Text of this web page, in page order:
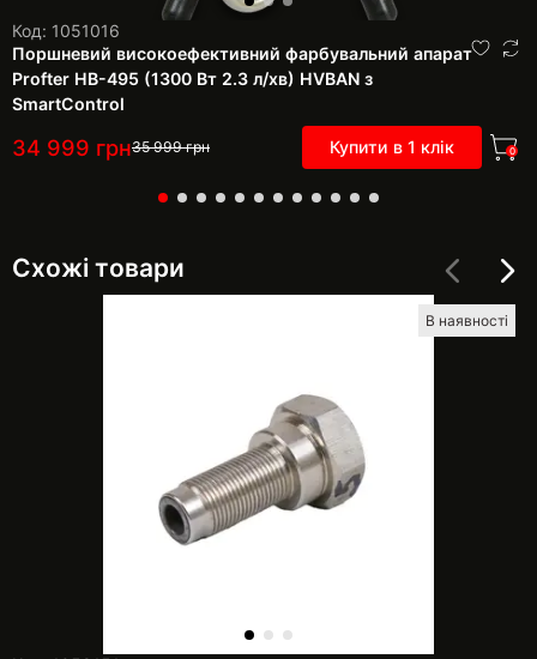
Код: 1051016
Поршневий високоефективний фарбувальний апарат
Profter HB-495 (1300 Вт 2.3 л/хв) HVBAN з
SmartControl
34 999 грн35 999грн Купити в 1 клік 0
Схожі товари
В наявності